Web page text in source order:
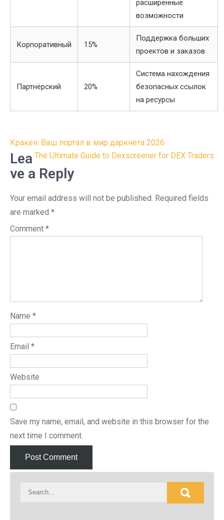
расширенные
возможности
Корпоративный 15%
Поддержка больших
проектов и заказов
Партнёрский 20%
Система нахождения
безопасных ссылок
на ресурсы
Post
navigation
Кракен: Ваш портал в мир даркнета 2026
The Ultimate Guide to Dexscreener for DEX Traders
Lea
ve a Reply
Your email address will not be published. Required fields
are marked *
Comment *
Name *
Email *
Website
Save my name, email, and website in this browser for the
next time I comment.